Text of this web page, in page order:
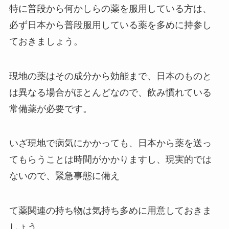
特に普段から何かしらの薬を服用している方は、
必ず日本から普段服用している薬を多めに持参し
ておきましょう。
現地の薬はその成分から効能まで、日本のものと
は異なる場合がほとんどなので、飲み慣れている
常備薬が必要です。
いざ現地で病気にかかっても、日本から薬を送っ
てもらうことは時間がかかりますし、現実的では
ないので、緊急事態に備え
て薬関連の持ち物は気持ち多めに用意しておきま